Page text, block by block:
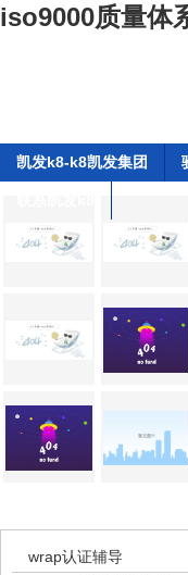
iso9000质量体
凯发k8-k8凯发集团
wrap认证辅导